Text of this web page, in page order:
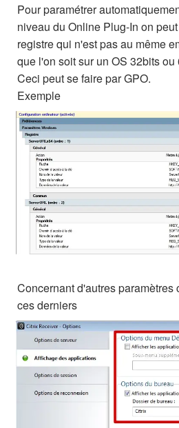
Pour paramétrer
niveau du Online Plug-In on
registre qui n'est pas au même
que l'on soit sur un OS 32bits ou
Ceci peut se faire par GPO.
Exemple
Concernant d'autres paramètres
ces derniers